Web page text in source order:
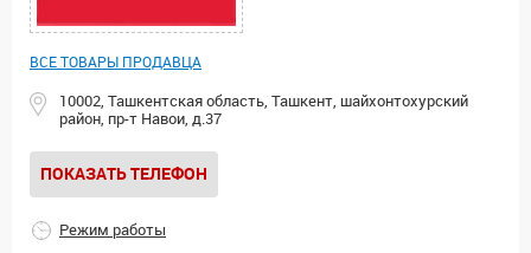
ВСЕ ТОВАРЫ ПРОДАВЦА
10002, Ташкентская область, Ташкент, шайхонтохурский
район, пр-т Навои, д.37
ПОКАЗАТЬ ТЕЛЕФОН
Режим работы